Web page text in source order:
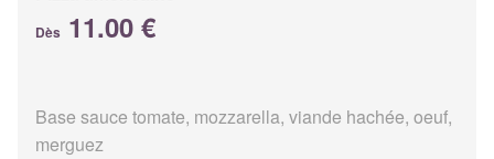
Dès 11.00 €
Base sauce tomate, mozzarella, viande hachée, oeuf,
merguez